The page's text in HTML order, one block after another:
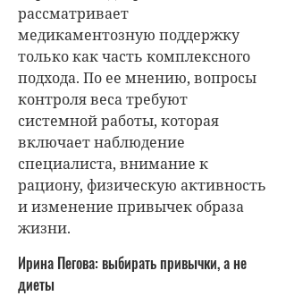
рассматривает
медикаментозную поддержку
только как часть комплексного
подхода. По ее мнению, вопросы
контроля веса требуют
системной работы, которая
включает наблюдение
специалиста, внимание к
рациону, физическую активность
и изменение привычек образа
жизни.
Ирина Пегова: выбирать привычки, а не
диеты